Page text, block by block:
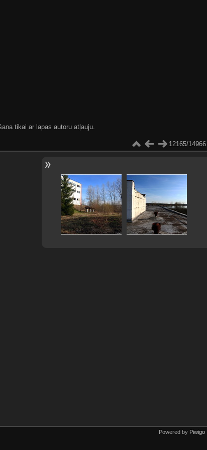
tikai ar lapas autoru atļauju.
12165/14966
Powered by Piwigo